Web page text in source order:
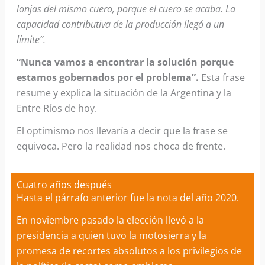
lonjas del mismo cuero, porque el cuero se acaba. La
capacidad contributiva de la producción llegó a un
límite”.
“Nunca vamos a encontrar la solución porque
estamos gobernados por el problema”. Esta frase
resume y explica la situación de la Argentina y la
Entre Ríos de hoy.
El optimismo nos llevaría a decir que la frase se
equivoca. Pero la realidad nos choca de frente.
Cuatro años después
Hasta el párrafo anterior fue la nota del año 2020.
En noviembre pasado la elección llevó a la
presidencia a quien tuvo la motosierra y la
promesa de recortes absolutos a los privilegios de